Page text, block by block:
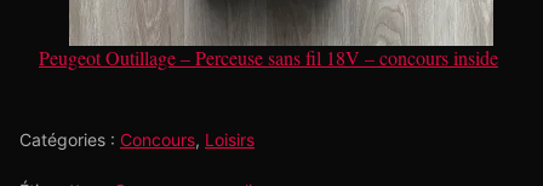
Peugeot Outillage – Perceuse sans fil 18V – concours inside
Catégories : Concours, Loisirs